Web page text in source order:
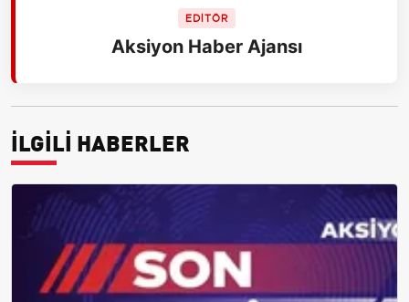
EDİTÖR
Aksiyon Haber Ajansı
İLGİLİ HABERLER